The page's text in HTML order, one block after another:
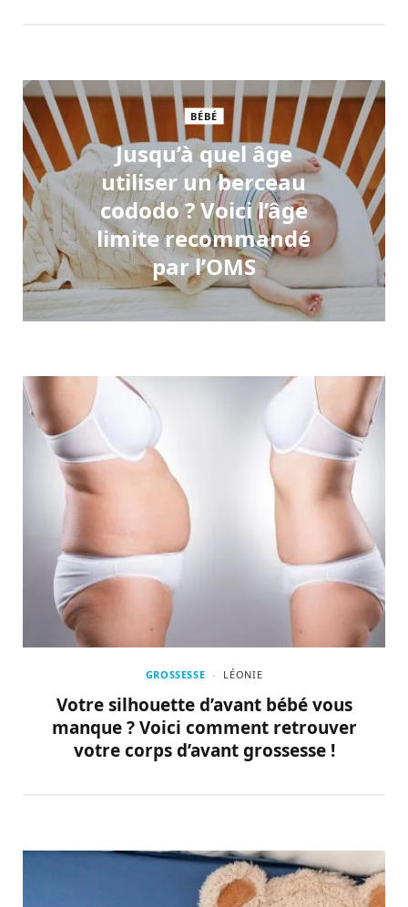
BÉBÉ
Jusqu’à quel âge
utiliser un berceau
cododo ? Voici l’âge
limite recommandé
par l’OMS
GROSSESSE LÉONIE
Votre silhouette d’avant bébé vous
manque ? Voici comment retrouver
votre corps d’avant grossesse !